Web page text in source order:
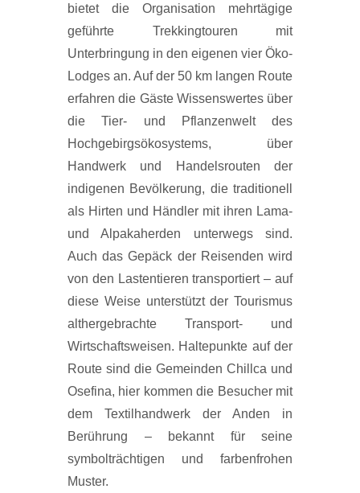
bietet die Organisation mehrtägige
geführte Trekkingtouren mit
Unterbringung in den eigenen vier Öko-
Lodges an. Auf der 50 km langen Route
erfahren die Gäste Wissenswertes über
die Tier- und Pflanzenwelt des
Hochgebirgsökosystems, über
Handwerk und Handelsrouten der
indigenen Bevölkerung, die traditionell
als Hirten und Händler mit ihren Lama-
und Alpakaherden unterwegs sind.
Auch das Gepäck der Reisenden wird
von den Lastentieren transportiert – auf
diese Weise unterstützt der Tourismus
althergebrachte Transport- und
Wirtschaftsweisen. Haltepunkte auf der
Route sind die Gemeinden Chillca und
Osefina, hier kommen die Besucher mit
dem Textilhandwerk der Anden in
Berührung – bekannt für seine
symbolträchtigen und farbenfrohen
Muster.